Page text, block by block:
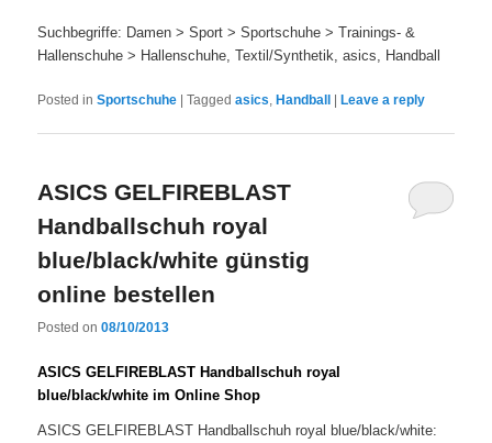
Suchbegriffe: Damen > Sport > Sportschuhe > Trainings- &
Hallenschuhe > Hallenschuhe, Textil/Synthetik, asics, Handball
Posted in Sportschuhe |Tagged asics, Handball Leave a reply
ASICS GELFIREBLAST
Handballschuh royal
blue/black/white günstig
online bestellen
Posted on08/10/2013
ASICS GELFIREBLAST Handballschuh royal
blue/black/white im Online Shop
ASICS GELFIREBLAST Handballschuh royal blue/black/white: